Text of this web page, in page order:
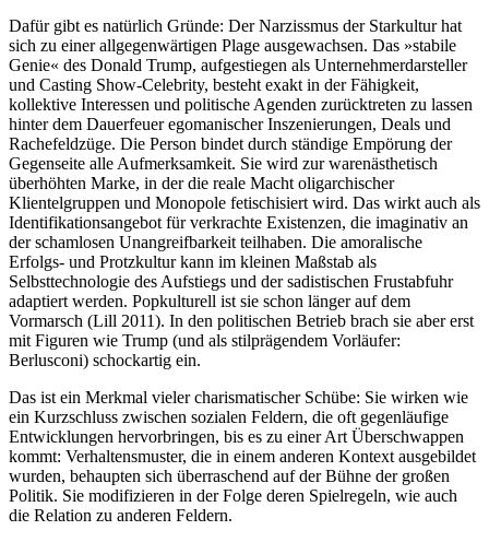
Dafür gibt es natürlich Gründe: Der Narzissmus der Starkultur hat
sich zu einer allgegenwärtigen Plage ausgewachsen. Das »stabile
Genie« des Donald Trump, aufgestiegen als Unternehmerdarsteller
und Casting Show-Celebrity, besteht exakt in der Fähigkeit,
kollektive Interessen und politische Agenden zurücktreten zu lassen
hinter dem Dauerfeuer egomanischer Inszenierungen, Deals und
Rachefeldzüge. Die Person bindet durch ständige Empörung der
Gegenseite alle Aufmerksamkeit. Sie wird zur warenästhetisch
überhöhten Marke, in der die reale Macht oligarchischer
Klientelgruppen und Monopole fetischisiert wird. Das wirkt auch als
Identifikationsangebot für verkrachte Existenzen, die imaginativ an
der schamlosen Unangreifbarkeit teilhaben. Die amoralische
Erfolgs- und Protzkultur kann im kleinen Maßstab als
Selbsttechnologie des Aufstiegs und der sadistischen Frustabfuhr
adaptiert werden. Popkulturell ist sie schon länger auf dem
Vormarsch (Lill 2011). In den politischen Betrieb brach sie aber erst
mit Figuren wie Trump (und als stilprägendem Vorläufer:
Berlusconi) schockartig ein.
Das ist ein Merkmal vieler charismatischer Schübe: Sie wirken wie
ein Kurzschluss zwischen sozialen Feldern, die oft gegenläufige
Entwicklungen hervorbringen, bis es zu einer Art Überschwappen
kommt: Verhaltensmuster, die in einem anderen Kontext ausgebildet
wurden, behaupten sich überraschend auf der Bühne der großen
Politik. Sie modifizieren in der Folge deren Spielregeln, wie auch
die Relation zu anderen Feldern.